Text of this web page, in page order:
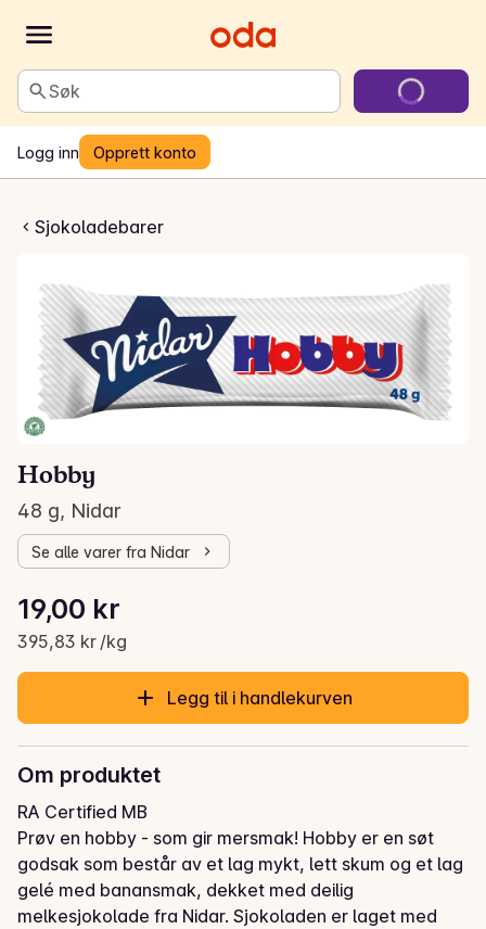
Søk
Logg inn Opprett konto
Sjokoladebarer
Hobby
48 g, Nidar
Se alle varer fra Nidar
Gjeldende pris er: 19,00 kr
19,00 kr
395,83 kr /kg
Stykkpris: 395,83 kr /kg
Legg til i handlekurven
Om produktet
RA Certified MB
Prøv en hobby - som gir mersmak! Hobby er en søt
godsak som består av et lag mykt, lett skum og et lag
gelé med banansmak, dekket med deilig
melkesjokolade fra Nidar. Sjokoladen er laget med